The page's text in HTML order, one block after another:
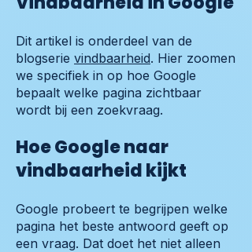
Dit artikel is onderdeel van de
blogserie vindbaarheid. Hier zoomen
we specifiek in op hoe Google
bepaalt welke pagina zichtbaar
wordt bij een zoekvraag.
Hoe Google naar
vindbaarheid kijkt
Google probeert te begrijpen welke
pagina het beste antwoord geeft op
een vraag. Dat doet het niet alleen